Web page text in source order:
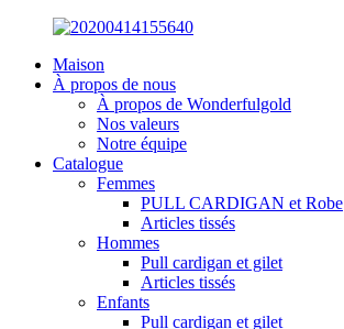
Maison
À propos de nous
À propos de Wonderfulgold
Nos valeurs
Notre équipe
Catalogue
Femmes
PULL CARDIGAN et Robe
Articles tissés
Hommes
Pull cardigan et gilet
Articles tissés
Enfants
Pull cardigan et gilet